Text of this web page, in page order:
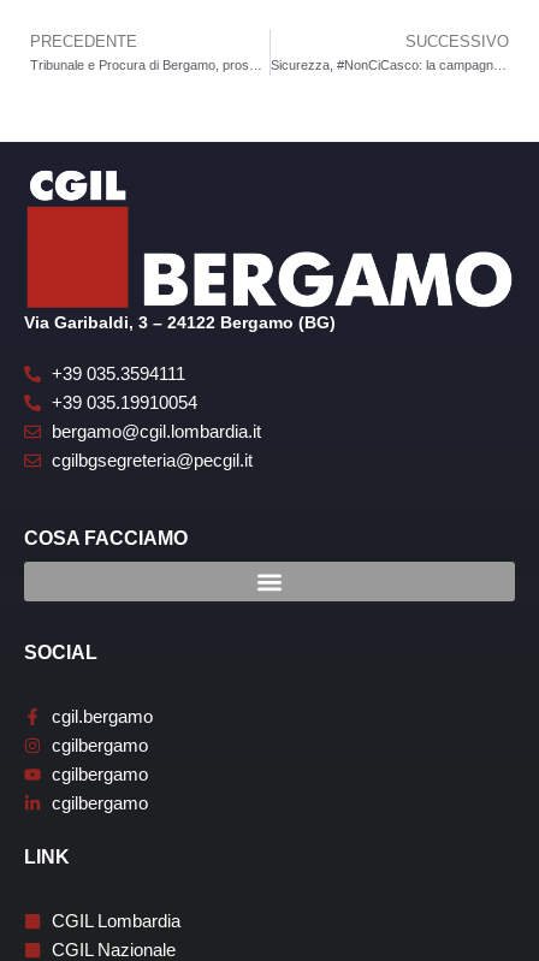
Precedente
PRECEDENTE SUCCESSIVO
Sicurezza, #NonCiCasco: la campagna collettiva sulle cadute dall’alto. Foto CGIL di situazioni a rischio
Via Garibaldi, 3 – 24122 Bergamo (BG)
+39 035.3594111
+39 035.19910054
bergamo@cgil.lombardia.it
cgilbgsegreteria@pecgil.it
COSA FACCIAMO
SOCIAL
cgil.bergamo
cgilbergamo
cgilbergamo
cgilbergamo
LINK
CGIL Lombardia
CGIL Nazionale